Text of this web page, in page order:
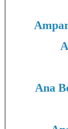
Ana